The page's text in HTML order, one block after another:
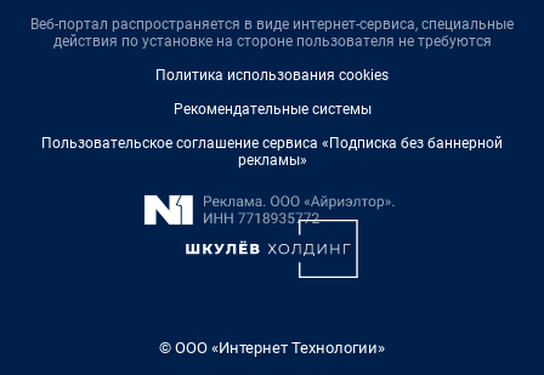
Веб-портал распространяется в виде интернет-сервиса, специальные
действия по установке на стороне пользователя не требуются
Политика использования cookies
Рекомендательные системы
Пользовательское соглашение сервиса «Подписка без баннерной
рекламы»
© ООО «Интернет Технологии»